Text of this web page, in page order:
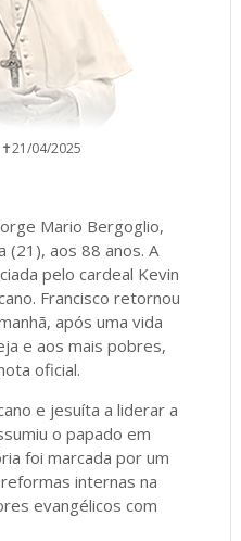
04/2025
Mario Bergoglio,
(21), aos 88 anos. A
pelo cardeal Kevin
Francisco retornou
após uma vida
e aos mais pobres,
oficial.
e jesuíta a liderar a
o papado em
foi marcada por um
internas na
evangélicos com